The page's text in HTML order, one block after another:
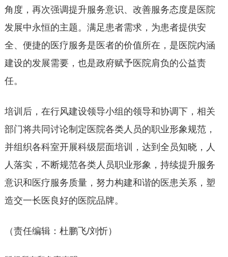
角度，再次强调提升服务意识、改善服务态度是医院
发展中永恒的主题。满足患者需求，为患者提供安
全、便捷的医疗服务是医者的价值所在，是医院内涵
建设的发展需要，也是政府赋予医院肩负的公益责
任。
培训后，在行风建设领导小组的领导和协调下，相关
部门将共同讨论制定医院各类人员的职业形象规范，
并组织各科室开展科级层面培训，达到全员知晓，人
人落实，不断规范各类人员职业形象，持续提升服务
意识和医疗服务质量，努力构建和谐的医患关系，塑
造交一长医良好的医院品牌。
（责任编辑：杜鹏飞/刘忻）